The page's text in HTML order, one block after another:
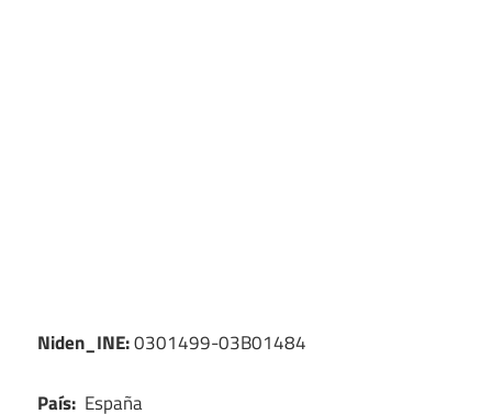
Niden_INE:0301499-03B01484
País: España